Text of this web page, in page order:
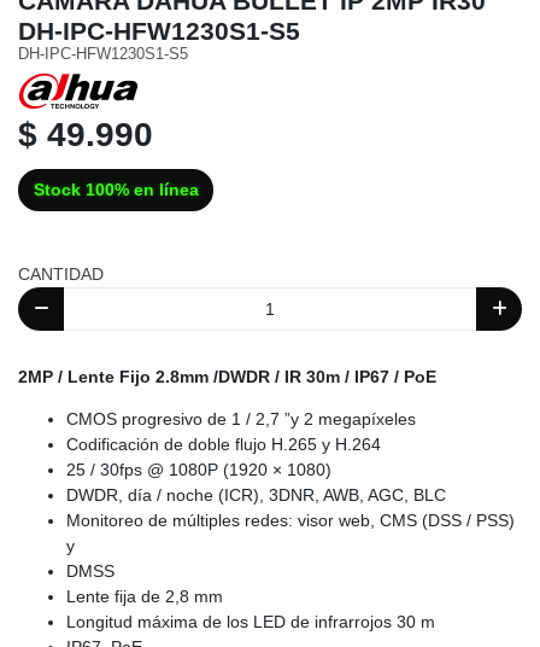
DH-IPC-HFW1230S1-S5
DH-IPC-HFW1230S1-S5
$ 49.990
Stock 100% en línea
CANTIDAD
2MP / Lente Fijo 2.8mm /DWDR / IR 30m / IP67 / PoE
CMOS progresivo de 1 / 2,7 ”y 2 megapíxeles
Codificación de doble flujo H.265 y H.264
25 / 30fps @ 1080P (1920 × 1080)
DWDR, día / noche (ICR), 3DNR, AWB, AGC, BLC
Monitoreo de múltiples redes: visor web, CMS (DSS / PSS)
y
DMSS
Lente fija de 2,8 mm
Longitud máxima de los LED de infrarrojos 30 m